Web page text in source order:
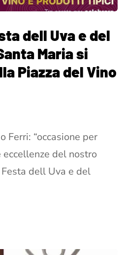
dell Uva e del
Maria si
Piazza del Vino
Ferri: “occasione per
del nostro
dell Uva e del